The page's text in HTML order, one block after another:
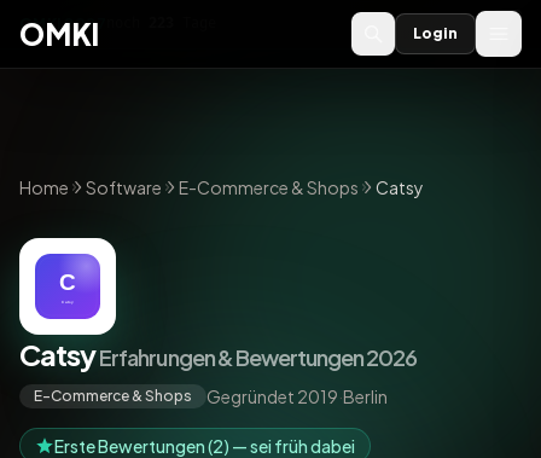
OMKI 2027
OMKI Login
Home Software E-Commerce & Shops Catsy
CatsyErfahrungen & Bewertungen 2026
E-Commerce & Shops Gegründet 2019·Berlin
Erste Bewertungen (2) — sei früh dabei